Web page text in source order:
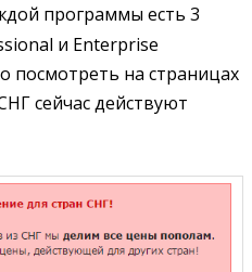
программы есть 3
и Enterprise
посмотреть на страницах
сейчас действуют